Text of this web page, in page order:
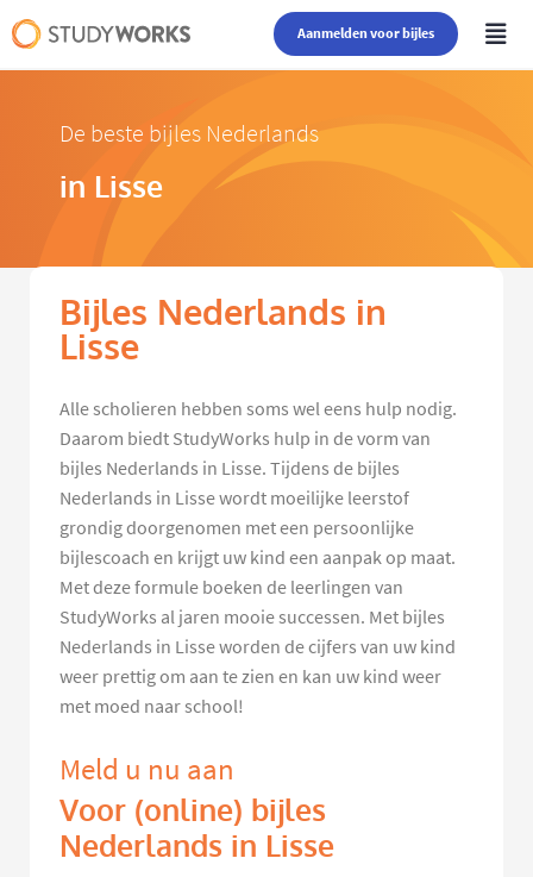
Aanmelden voor bijles
De beste bijles Nederlands
in Lisse
Bijles Nederlands in
Lisse
Alle scholieren hebben soms wel eens hulp nodig.
Daarom biedt StudyWorks hulp in de vorm van
bijles Nederlands in Lisse. Tijdens de bijles
Nederlands in Lisse wordt moeilijke leerstof
grondig doorgenomen met een persoonlijke
bijlescoach en krijgt uw kind een aanpak op maat.
Met deze formule boeken de leerlingen van
StudyWorks al jaren mooie successen. Met bijles
Nederlands in Lisse worden de cijfers van uw kind
weer prettig om aan te zien en kan uw kind weer
met moed naar school!
Meld u nu aan
Voor (online) bijles
Nederlands in Lisse